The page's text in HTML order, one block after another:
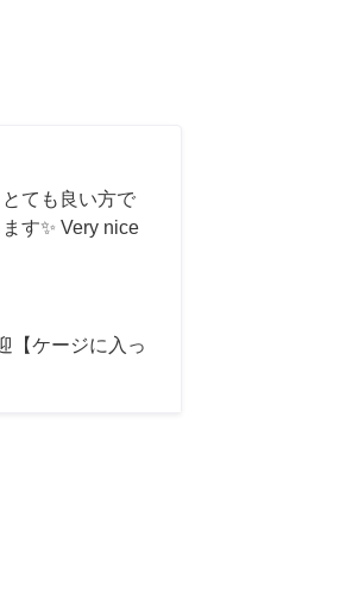
ても良い方で
す✨ Very nice
【ケージに入っ